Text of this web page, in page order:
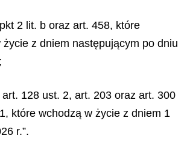
2 lit. b oraz art. 458, które
życie z dniem następującym po dniu
128 ust. 2, art. 203 oraz art. 300
które wchodzą w życie z dniem 1
r.”.